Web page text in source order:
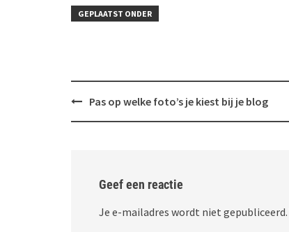
GEPLAATST ONDER
BerichtPas op welke foto’s je kiest bij je blog
Geef een reactie
Je e-mailadres wordt niet gepubliceerd.